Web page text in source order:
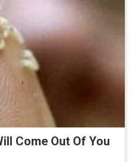
Come Out Of You